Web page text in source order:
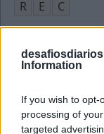
Information
If you wish to
processing of
targeted
R
E
C
A
B
L
Canção do Jota
O
S O L